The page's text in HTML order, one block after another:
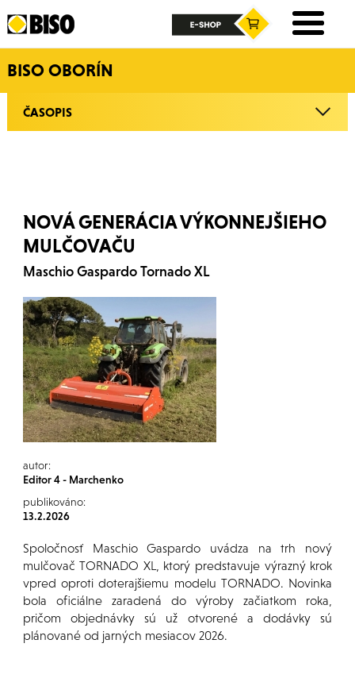
BISO OBORÍN
ČASOPIS
NOVÁ GENERÁCIA VÝKONNEJŠIEHO
MULČOVAČU
Maschio Gaspardo Tornado XL
autor:
Editor 4 - Marchenko
publikováno:
13.2.2026
Spoločnosť Maschio Gaspardo uvádza na trh nový
mulčovač TORNADO XL, ktorý predstavuje výrazný krok
vpred oproti doterajšiemu modelu TORNADO. Novinka
bola oficiálne zaradená do výroby začiatkom roka,
pričom objednávky sú už otvorené a dodávky sú
plánované od jarných mesiacov 2026.